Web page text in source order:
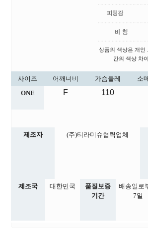
상품의 색상은 개인
간의 색상 차
사이즈 어깨너비 가슴둘레 소
ONE
F 110
제조자 (주)티라미슈협력업체
제조국
대한민국
품질보증
기간
배송일로
7일